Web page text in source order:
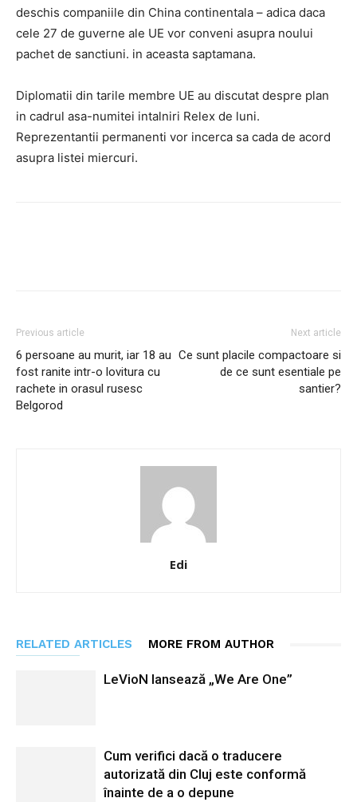
deschis companiile din China continentala – adica daca
cele 27 de guverne ale UE vor conveni asupra noului
pachet de sanctiuni. in aceasta saptamana.
Diplomatii din tarile membre UE au discutat despre plan
in cadrul asa-numitei intalniri Relex de luni.
Reprezentantii permanenti vor incerca sa cada de acord
asupra listei miercuri.
Previous article
6 persoane au murit, iar 18 au
fost ranite intr-o lovitura cu
rachete in orasul rusesc
Belgorod
Next article
Ce sunt placile compactoare si
de ce sunt esentiale pe
santier?
Edi
RELATED ARTICLES MORE FROM AUTHOR
LeVioN lansează „We Are One”
Cum verifici dacă o traducere
autorizată din Cluj este conformă
înainte de a o depune